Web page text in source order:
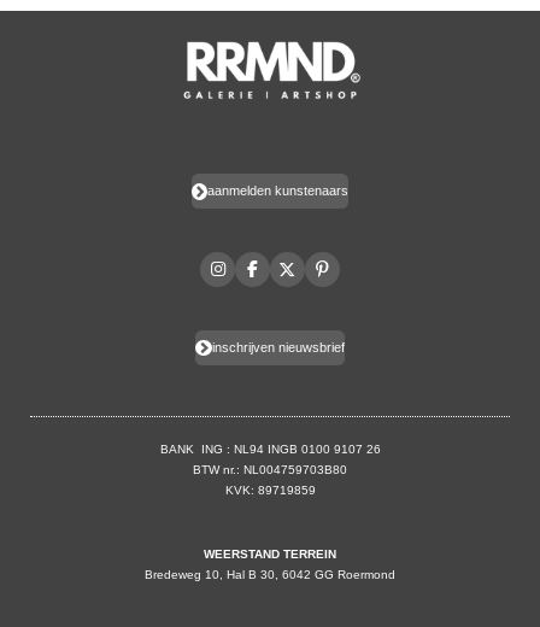
aanmelden kunstenaars
I
n
g
r
F
a
o
o
X
P
i
r
e
inschrijven nieuwsbrief
BANK ING : NL94 INGB 0100 9107 26
BTW nr.: NL004759703B80
KVK: 89719859
WEERSTAND TERREIN
Bredeweg 10, Hal B 30, 6042 GG Roermond